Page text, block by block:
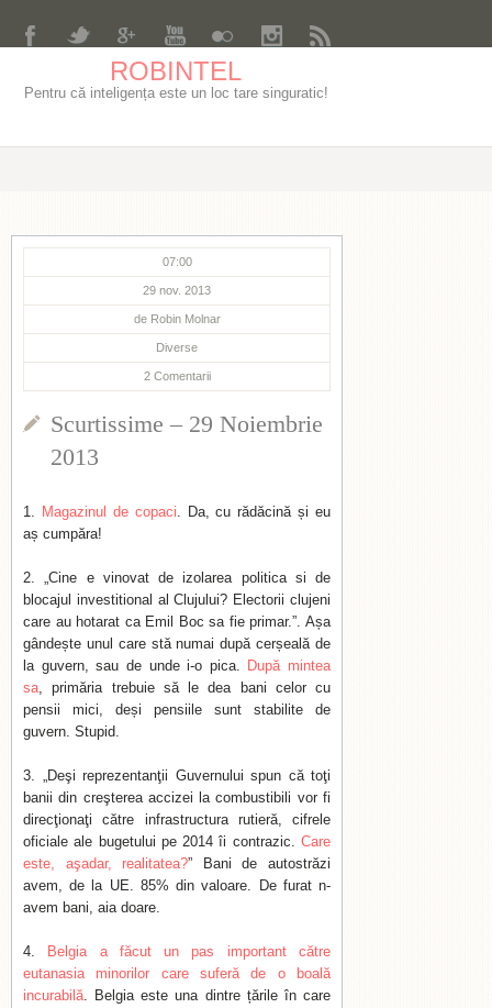
ROBINTEL
Pentru că inteligența este un loc tare singuratic!
07:00
29 nov. 2013
de Robin Molnar
Diverse
2 Comentarii
Scurtissime – 29 Noiembrie
2013
Magazinul de copaci. Da, cu rădăcină și eu
aș cumpăra!
„Cine e vinovat de izolarea politica si de
blocajul investitional al Clujului? Electorii clujeni
care au hotarat ca Emil Boc sa fie primar.”. Așa
gândește unul care stă numai după cerșeală de
la guvern, sau de unde i-o pica. După mintea
sa, primăria trebuie să le dea bani celor cu
pensii mici, deși pensiile sunt stabilite de
guvern. Stupid.
„Deşi reprezentanţii Guvernului spun că toţi
banii din creşterea accizei la combustibili vor fi
direcţionaţi către infrastructura rutieră, cifrele
oficiale ale bugetului pe 2014 îi contrazic. Care
este, aşadar, realitatea?” Bani de autostrăzi
avem, de la UE. 85% din valoare. De furat n-
avem bani, aia doare.
Belgia a făcut un pas important către
eutanasia minorilor care suferă de o boală
incurabilă. Belgia este una dintre țările în care